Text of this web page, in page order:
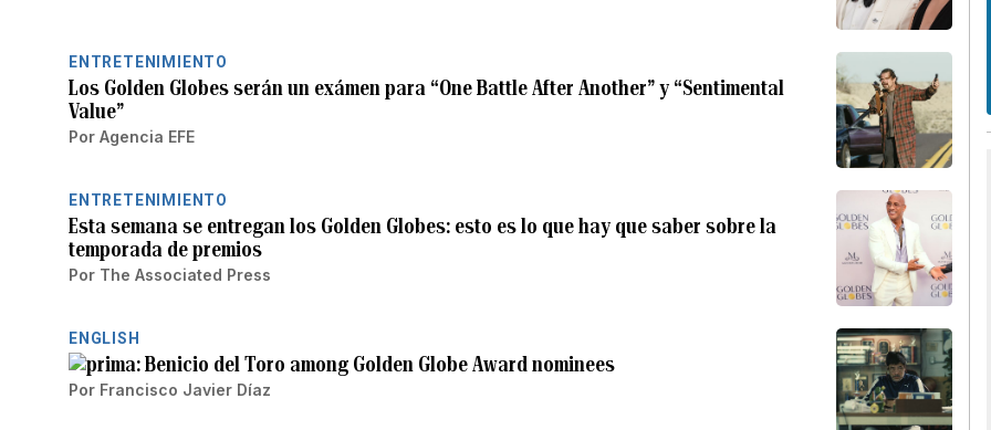
ENTRETENIMIENTO
Los Golden Globes serán un exámen para “One Battle After Another” y “Sentimental
Value”
Por Agencia EFE
ENTRETENIMIENTO
Esta semana se entregan los Golden Globes: esto es lo que hay que saber sobre la
temporada de premios
Por The Associated Press
ENGLISH
Benicio del Toro among Golden Globe Award nominees
Por Francisco Javier Díaz